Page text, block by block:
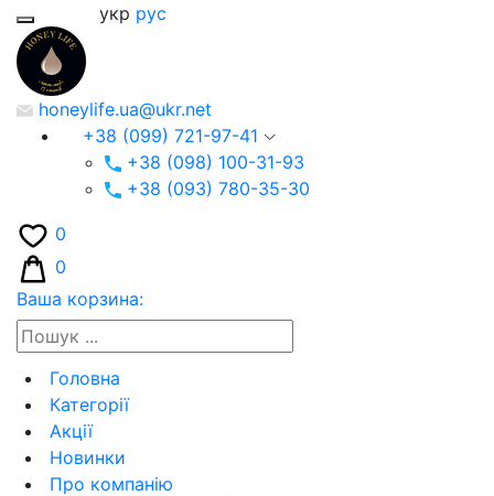
укр рус
honeylife.ua@ukr.net
+38 (099) 721-97-41
+38 (098) 100-31-93
+38 (093) 780-35-30
0
0
Ваша корзина:
Головна
Категорії
Акції
Новинки
Про компанію